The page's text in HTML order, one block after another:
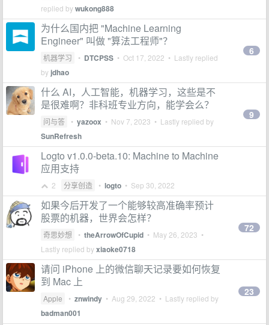
replied bywukong888
为什么国内把 "Machine Learning
Engineer" 叫做 "算法工程师"？
机器学习 • DTCPSS • Oct 17, 2022 • Lastly replied
by jdhao
6
什么 AI，人工智能，机器学习，这些是不
是很难啊？非科班专业方向，能学会么？
问与答 • yazoox • Nov 7, 2023 • Lastly replied by
SunRefresh
9
Logto v1.0.0-beta.10: Machine to Machine
应用支持
2 分享创造 • logto • Sep 30, 2022
如果今后开发了一个能够较高准确率预计
股票的机器，世界会怎样？
奇思妙想 • theArrowOfCupid • May 26, 2023 •
Lastly replied byxiaoke0718
72
请问 iPhone 上的微信聊天记录要如何恢复
到 Mac 上
Apple • znwindy • Aug 29, 2022 • Lastly replied by
badman001
23